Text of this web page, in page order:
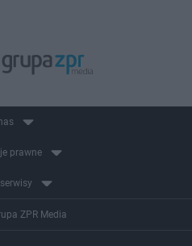
prawne
ZPR Media